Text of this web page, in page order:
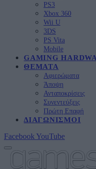
PS3
Xbox 360
Wii U
3DS
PS Vita
Mobile
GAMING
ΘΈΜΑΤΑ
Αφιερώματα
Άποψη
Ανταποκρίσεις
Συνεντεύξεις
Πρώτη Επαφή
ΔΙΑΓΩΝΙΣΜΟΊ
Facebook YouTube